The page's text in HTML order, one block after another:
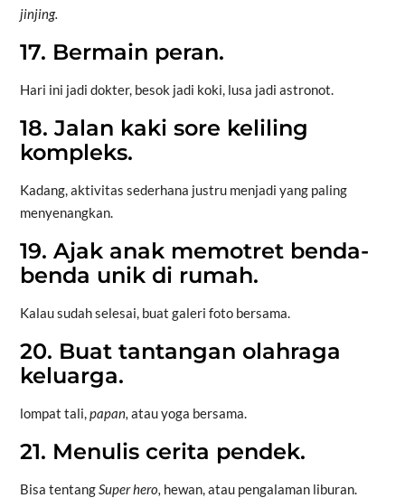
jinjing.
17. Bermain peran.
Hari ini jadi dokter, besok jadi koki, lusa jadi astronot.
18. Jalan kaki sore keliling
kompleks.
Kadang, aktivitas sederhana justru menjadi yang paling
menyenangkan.
19. Ajak anak memotret benda-
benda unik di rumah.
Kalau sudah selesai, buat galeri foto bersama.
20. Buat tantangan olahraga
keluarga.
lompat tali,papan, atau yoga bersama.
21. Menulis cerita pendek.
Bisa tentangSuper hero, hewan, atau pengalaman liburan.